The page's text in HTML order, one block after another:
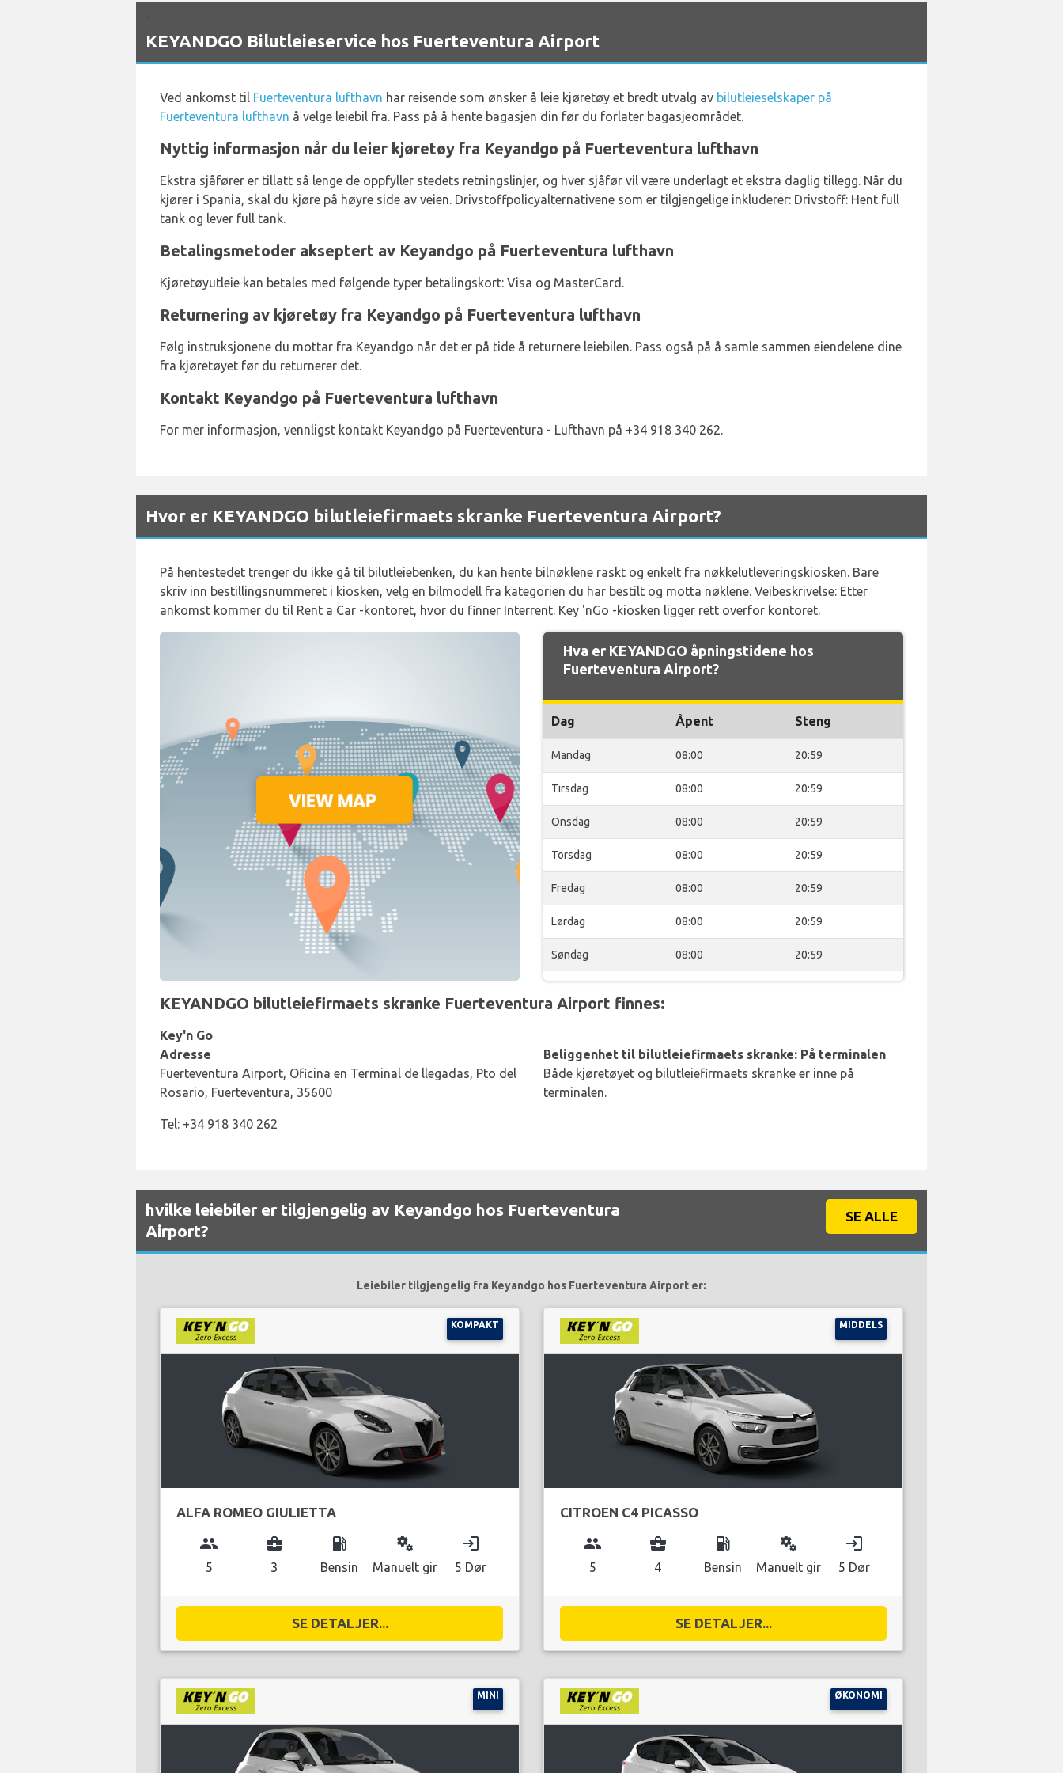
KEYANDGO Bilutleieservice hos Fuerteventura Airport
Ved ankomst til Fuerteventura lufthavn har reisende som ønsker å leie kjøretøy et bredt utvalg av bilutleieselskaper på
Fuerteventura lufthavn å velge leiebil fra. Pass på å hente bagasjen din før du forlater bagasjeområdet.
Nyttig informasjon når du leier kjøretøy fra Keyandgo på Fuerteventura lufthavn
Ekstra sjåfører er tillatt så lenge de oppfyller stedets retningslinjer, og hver sjåfør vil være underlagt et ekstra daglig tillegg. Når du
kjører i Spania, skal du kjøre på høyre side av veien. Drivstoffpolicyalternativene som er tilgjengelige inkluderer: Drivstoff: Hent full
tank og lever full tank.
Betalingsmetoder akseptert av Keyandgo på Fuerteventura lufthavn
Kjøretøyutleie kan betales med følgende typer betalingskort: Visa og MasterCard.
Returnering av kjøretøy fra Keyandgo på Fuerteventura lufthavn
Følg instruksjonene du mottar fra Keyandgo når det er på tide å returnere leiebilen. Pass også på å samle sammen eiendelene dine
fra kjøretøyet før du returnerer det.
Kontakt Keyandgo på Fuerteventura lufthavn
For mer informasjon, vennligst kontakt Keyandgo på Fuerteventura - Lufthavn på +34 918 340 262.
Hvor er KEYANDGO bilutleiefirmaets skranke Fuerteventura Airport?
På hentestedet trenger du ikke gå til bilutleiebenken, du kan hente bilnøklene raskt og enkelt fra nøkkelutleveringskiosken. Bare
skriv inn bestillingsnummeret i kiosken, velg en bilmodell fra kategorien du har bestilt og motta nøklene. Veibeskrivelse: Etter
ankomst kommer du til Rent a Car -kontoret, hvor du finner Interrent. Key 'nGo -kiosken ligger rett overfor kontoret.
Hva er KEYANDGO åpningstidene hos
Fuerteventura Airport?
Dag Åpent Steng
Mandag 08:00 20:59
Tirsdag 08:00 20:59
Onsdag 08:00 20:59
Torsdag 08:00 20:59
Fredag 08:00 20:59
Lørdag 08:00 20:59
Søndag 08:00 20:59
KEYANDGO bilutleiefirmaets skranke Fuerteventura Airport finnes:
Key'n Go
Adresse
Fuerteventura Airport, Oficina en Terminal de llegadas, Pto del
Rosario, Fuerteventura, 35600
Tel: +34 918 340 262
Beliggenhet til bilutleiefirmaets skranke: På terminalen
Både kjøretøyet og bilutleiefirmaets skranke er inne på
terminalen.
hvilke leiebiler er tilgjengelig av Keyandgo hos Fuerteventura
Airport?
SE ALLE
Leiebiler tilgjengelig fra Keyandgo hos Fuerteventura Airport er:
KOMPAKT
ALFA ROMEO GIULIETTA
group
5
business_center
3
local_gas_station
Bensin
miscellaneous_services
Manuelt gir
login
5 Dør
SE DETALJER...
MIDDELS
CITROEN C4 PICASSO
group
5
business_center
4
local_gas_station
Bensin
miscellaneous_services
Manuelt gir
login
5 Dør
SE DETALJER...
MINI ØKONOMI